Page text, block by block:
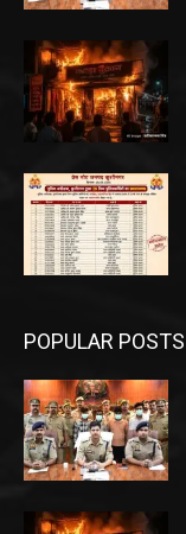
POPULAR POSTS